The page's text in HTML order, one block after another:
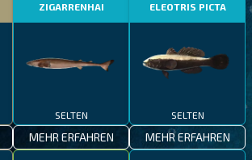
ZIGARRENHAI
SELTEN
MEHR ERFAHREN
ELEOTRIS PICTA
SELTEN
MEHR ERFAHREN